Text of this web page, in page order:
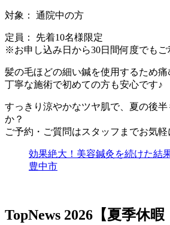
対象： 通院中の方
定員： 先着10名様限定
※お申し込み日から30日間何度でもご
髪の毛ほどの細い鍼を使用するため痛
丁寧な施術で初めての方も安心です♪
すっきり涼やかなツヤ肌で、夏の後
か？
ご予約・ご質問はスタッフまでお気軽
効果絶大！美容鍼灸を続けた結
豊中市
TopNews 2026【夏季休暇